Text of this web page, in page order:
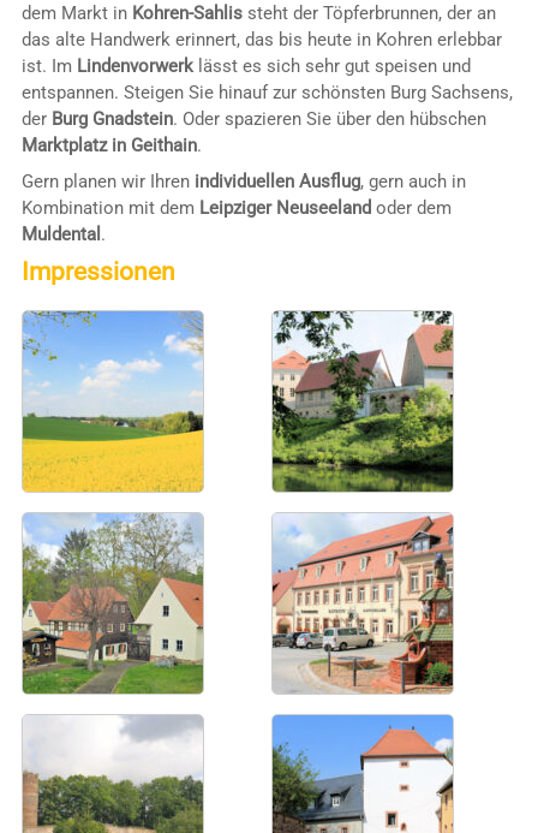
dem Markt in Kohren-Sahlissteht der Töpferbrunnen, der an
das alte Handwerk erinnert, das bis heute in Kohren erlebbar
ist. Im Lindenvorwerklässt es sich sehr gut speisen und
entspannen. Steigen Sie hinauf zur schönsten Burg Sachsens,
der Burg Gnadstein. Oder spazieren Sie über den hübschen
Marktplatz in Geithain.
Gern planen wir Ihren individuellen Ausflug, gern auch in
Kombination mit dem Leipziger Neuseeland oder dem
Muldental .
Impressionen